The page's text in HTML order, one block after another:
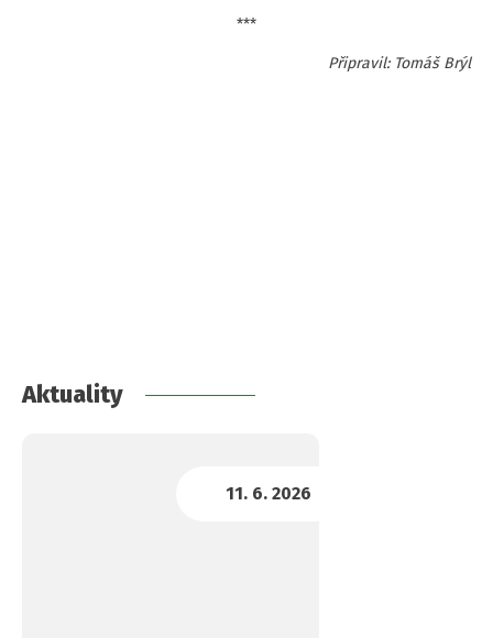
***
Připravil: Tomáš Brýl
Aktuality